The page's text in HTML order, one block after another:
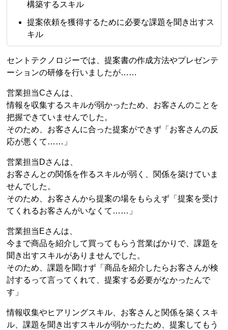
構築するスキル
提案依頼を獲得するために必要な課題を聞き出すス
キル
セントテクノロジーでは、提案書の作成方法やプレゼンテ
ーションの研修を行いましたが……
営業担当Cさんは、
情報を収集するスキルが弱かったため、お客さんのことを
把握できていませんでした。
そのため、お客さんに合った提案ができず「お客さんの反
応が悪くて……」
営業担当Dさんは、
お客さんとの関係を作るスキルが弱く、関係を築けていま
せんでした。
そのため、お客さんから提案の場をもらえず「提案を受け
てくれるお客さんがいなくて……」
営業担当Eさんは、
今まで商品を紹介して買ってもらう営業ばかりで、課題を
聞き出すスキルがありませんでした。
そのため、課題を聞けず「商品を紹介したらお客さんが検
討するって言ってくれて、提案する必要がなかったんで
す」
情報収集やヒアリングスキル、お客さんと関係を築くスキ
ル、課題を聞き出すスキルが弱かったため、提案してもう